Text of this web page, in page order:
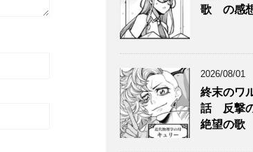
歌 の感
2026/08/01
終末のワ
話 反撃
絶望の歌